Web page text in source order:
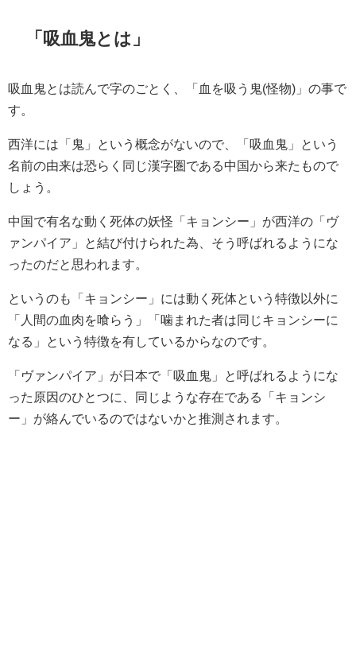
「吸血鬼とは」
吸血鬼とは読んで字のごとく、「血を吸う鬼(怪物)」の事で
す。
西洋には「鬼」という概念がないので、「吸血鬼」という
名前の由来は恐らく同じ漢字圏である中国から来たもので
しょう。
中国で有名な動く死体の妖怪「キョンシー」が西洋の「ヴ
ァンパイア」と結び付けられた為、そう呼ばれるようにな
ったのだと思われます。
というのも「キョンシー」には動く死体という特徴以外に
「人間の血肉を喰らう」「噛まれた者は同じキョンシーに
なる」という特徴を有しているからなのです。
「ヴァンパイア」が日本で「吸血鬼」と呼ばれるようにな
った原因のひとつに、同じような存在である「キョンシ
ー」が絡んでいるのではないかと推測されます。